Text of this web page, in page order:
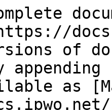
of
as